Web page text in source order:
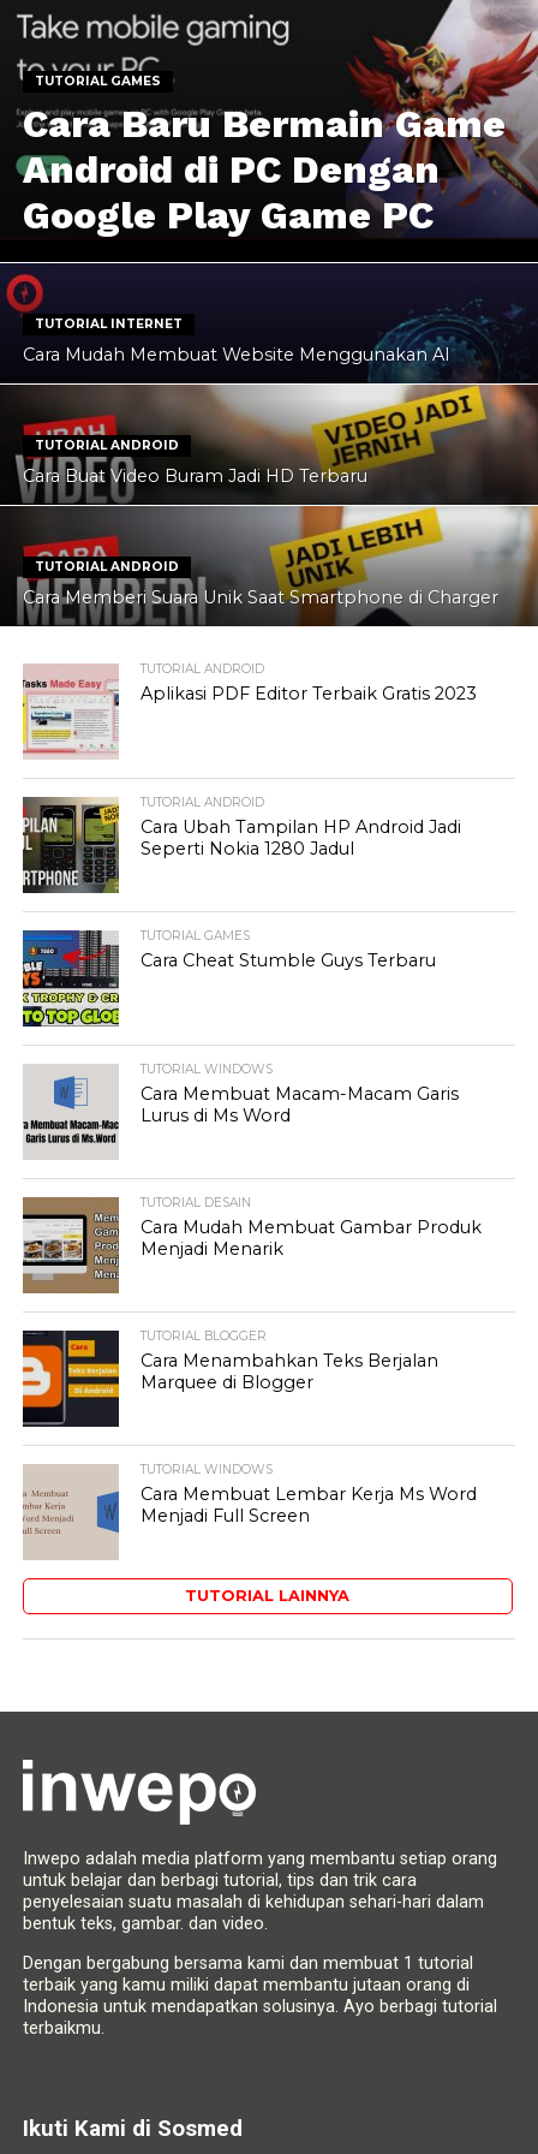
TUTORIAL GAMES
Cara Baru Bermain Game
Android di PC Dengan
Google Play Game PC
TUTORIAL INTERNET
Cara Mudah Membuat Website Menggunakan AI
TUTORIAL ANDROID
Cara Buat Video Buram Jadi HD Terbaru
TUTORIAL ANDROID
Cara Memberi Suara Unik Saat Smartphone di Charger
TUTORIAL ANDROID
Aplikasi PDF Editor Terbaik Gratis 2023
TUTORIAL ANDROID
Cara Ubah Tampilan HP Android Jadi
Seperti Nokia 1280 Jadul
TUTORIAL GAMES
Cara Cheat Stumble Guys Terbaru
TUTORIAL WINDOWS
Cara Membuat Macam-Macam Garis
Lurus di Ms Word
TUTORIAL DESAIN
Cara Mudah Membuat Gambar Produk
Menjadi Menarik
TUTORIAL BLOGGER
Cara Menambahkan Teks Berjalan
Marquee di Blogger
TUTORIAL WINDOWS
Cara Membuat Lembar Kerja Ms Word
Menjadi Full Screen
TUTORIAL LAINNYA
Inwepo adalah media platform yang membantu setiap orang
untuk belajar dan berbagi tutorial, tips dan trik cara
penyelesaian suatu masalah di kehidupan sehari-hari dalam
bentuk teks, gambar. dan video.
Dengan bergabung bersama kami dan membuat 1 tutorial
terbaik yang kamu miliki dapat membantu jutaan orang di
Indonesia untuk mendapatkan solusinya. Ayo berbagi tutorial
terbaikmu.
Ikuti Kami di Sosmed